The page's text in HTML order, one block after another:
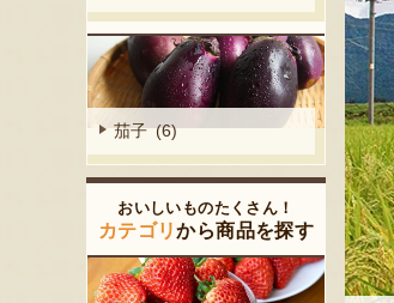
茄子 (6)
おいしいものたくさん！
カテゴリから商品を探す